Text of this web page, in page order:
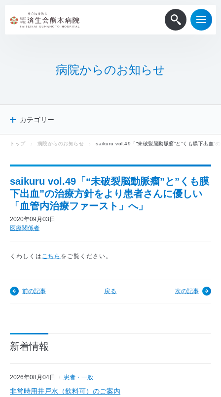
病院からのお知 らせ
カテゴリー
病院からのお知らせ
採用情報
メディア掲載
ニュースリリース
トップ 病院からのお知らせ saikuru vol.49「“未破裂脳動脈瘤”と”くも膜下出血”
saikuru vol.49「“未破裂脳動脈瘤”と”くも膜
下出血”の治療方針をより患者さんに優しい
「血管内治療ファースト」へ」
2020年09月03日
医療関係者
くわしくは こちら をご覧ください。
前の記事 戻る 次の記事
新着情報
2026年08月04日 患者・一般
非常時用井戸水（飲料可）のご案内